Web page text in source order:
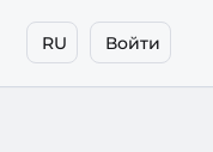
RU Войти